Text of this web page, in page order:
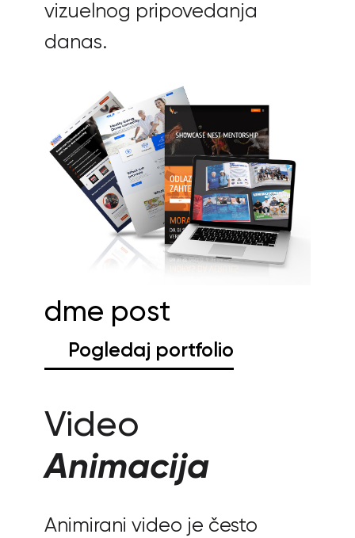
vizuelnog pripovedanja
danas.
dme post
Pogledaj portfolio
Video
Animacija
Animirani video je često